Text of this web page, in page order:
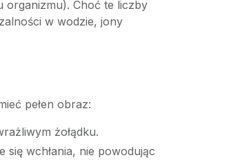
organizmu). Choć te liczby
w wodzie, jony
pełen obraz:
żołądku.
się wchłania, nie powodując